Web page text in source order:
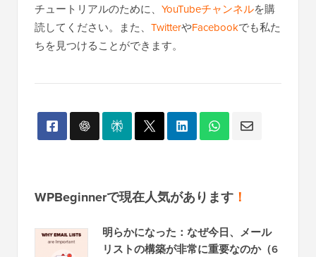
チュートリアルのために、 YouTubeチャンネルを購
読してください。また、 TwitterやFacebookでも私た
ちを見つけることができます。
WPBeginnerで現在人気があります ！
明らかになった：なぜ今日、メール
リストの構築が非常に重要なのか（6